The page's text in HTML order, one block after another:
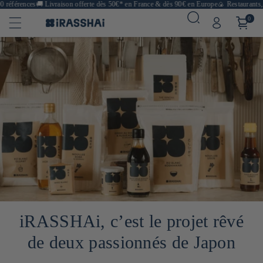
🚚Livraison offerte dès 50€* en France & dès 90€ en Europe🍙 Restaurants,
0
iRASSHAi, c’est le projet rêvé
de deux passionnés de Japon